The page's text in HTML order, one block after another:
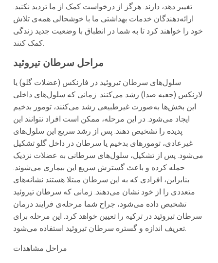
تغییر دهد، دارند. هرگز از درخواست کمک از ما تردید نکنید.
ارائه‌دهندگان خدمات بهداشتی ما با خوشحالی همه‌ی تلاش
خود را خواهند کرد تا به شما در انطباق با وضعیت جدید زندگی
کمک کنند.
مراحل سرطان تیروئید
سلول‌های سرطان تیروئید در فارنکس (عضلات گلو) یا
لارنکس (جعبه صدا) رشد می‌کنند. زمانی که سلول‌های داخلی
این بخش‌ها به‌صورت غیرطبیعی رشد می‌کنند، تومور بدخیم
ایجاد می‌شود. در این مرحله، ممکن است افراد نتوانند این
پدیده را تشخیص دهند. پس از رشد سریع این سلول‌های
غیرعادی، تومورهای بدخیم یا سرطان در داخل گلو تشکیل
می‌شود. پس از تشکیل، سلول‌های سرطانی به عضلات نزدیک
حمله کرده و باعث گسترش سریع این بیماری می‌شوند.
بنابراین، افرادی که به این سرطان مبتلا هستند نشانه‌های
متعددی را از خود نشان می‌دهند. زمانی که سرطان تیروئید
تشخیص داده می‌شود، جراح شما مرحله‌ی فرایند درمان
سرطان تیروئید در ترکیه را تعیین خواهد کرد. این مرحله برای
تعریف اندازه و گستره سرطان تیروئید استفاده می‌شود.
مراحل مشاهدات